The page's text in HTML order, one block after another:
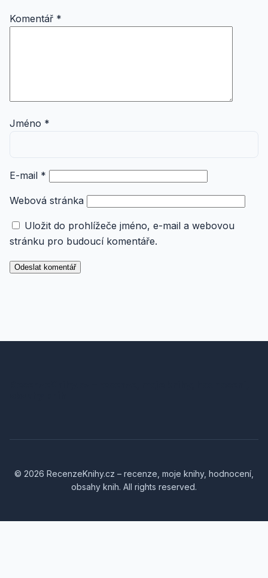
Komentář *
Jméno *
E-mail *
Webová stránka
Uložit do prohlížeče jméno, e-mail a webovou
stránku pro budoucí komentáře.
© 2026 RecenzeKnihy.cz – recenze, moje knihy, hodnocení,
obsahy knih. All rights reserved.